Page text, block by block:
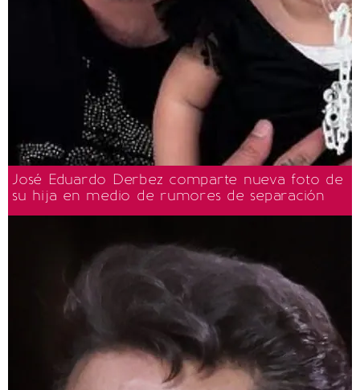
José Eduardo Derbez comparte nueva foto de
su hija en medio de rumores de separación